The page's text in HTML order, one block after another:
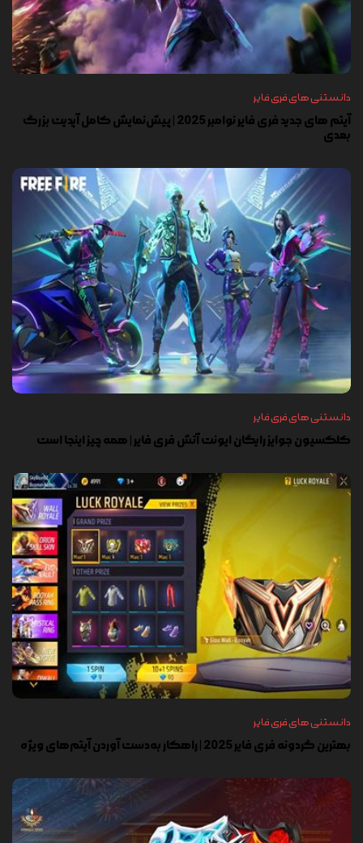
دانستنی های فری فایر
آیتم های جدید فری فایر نوامبر 2025 | پیش‌نمایش کامل آپدیت بزرگ
بعدی
دانستنی های فری فایر
کلکسیون جوایز رایگان ایونت آتش فری فایر | همه چیز اینجا است
دانستنی های فری فایر
بهترین گردونه فری فایر 2025 | راهکار به‌دست آوردن آیتم‌های ویژه